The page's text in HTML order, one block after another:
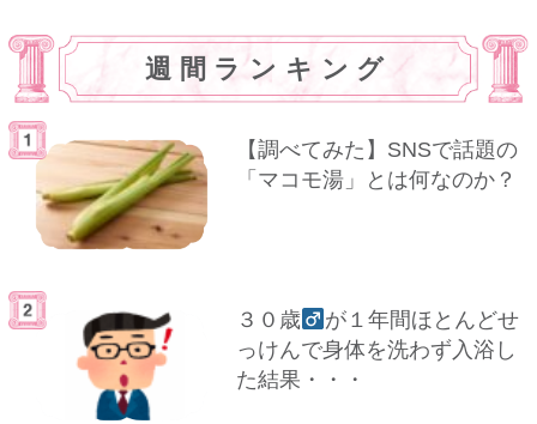
週間ランキング
【調べてみた】SNSで話題の
「マコモ湯」とは何なのか？
３０歳
が１年間ほとんどせ
っけんで身体を洗わず入浴し
た結果・・・